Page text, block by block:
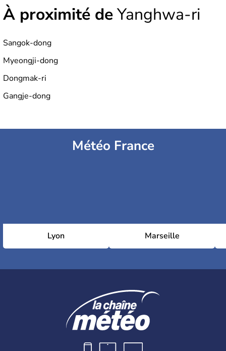
À proximité deYanghwa-ri
Sangok-dong
Myeongji-dong
Dongmak-ri
Gangje-dong
Météo France
Lyon Marseille